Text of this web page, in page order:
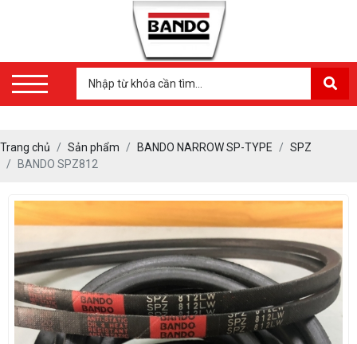
Trang chủ Sản phẩm BANDO NARROW SP-TYPE
SPZ
BANDO SPZ812